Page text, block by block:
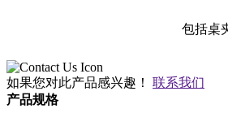
包括桌
如果您对此产品感兴趣！ 联系我们
产品规格